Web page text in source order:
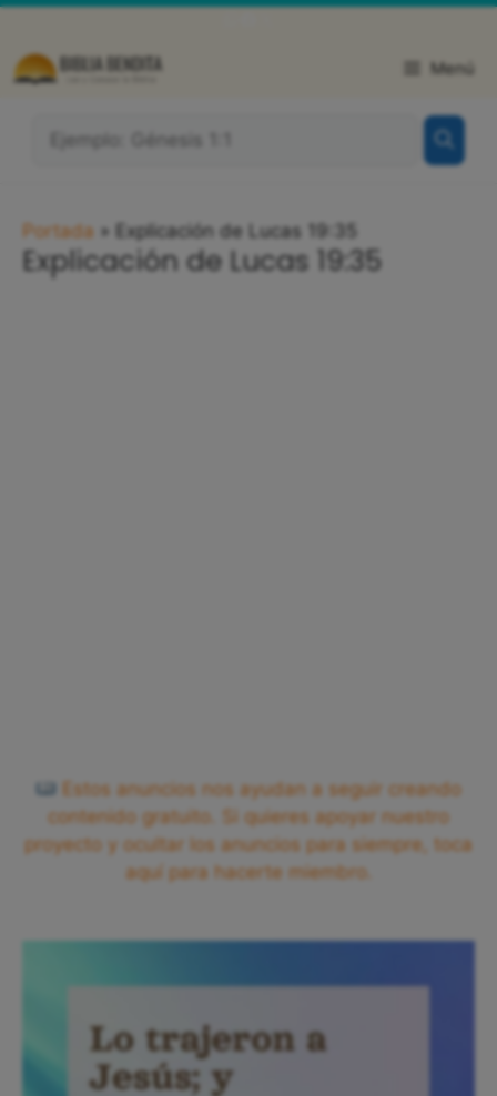
Saltar
contenido
Menú
Portada » Explicación de Lucas 19:35
Explicación de Lucas 19:35
Estos anuncios nos ayudan a seguir creando
contenido gratuito. Si quieres apoyar nuestro
proyecto y ocultar los anuncios para siempre, toca
aquí para hacerte miembro.